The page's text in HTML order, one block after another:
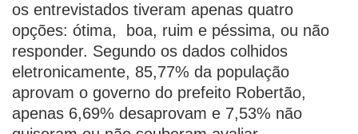
os entrevistados tiveram apenas quatro
opções: ótima, boa, ruim e péssima, ou não
responder. Segundo os dados colhidos
eletronicamente, 85,77% da população
aprovam o governo do prefeito Robertão,
apenas 6,69% desaprovam e 7,53% não